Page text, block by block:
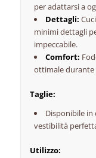
per adattarsi a
Dettagli:
minimi dettagli
impeccabile.
Comfort:
ottimale
Taglie:
Disponibile in
vestibilità
Utilizzo: